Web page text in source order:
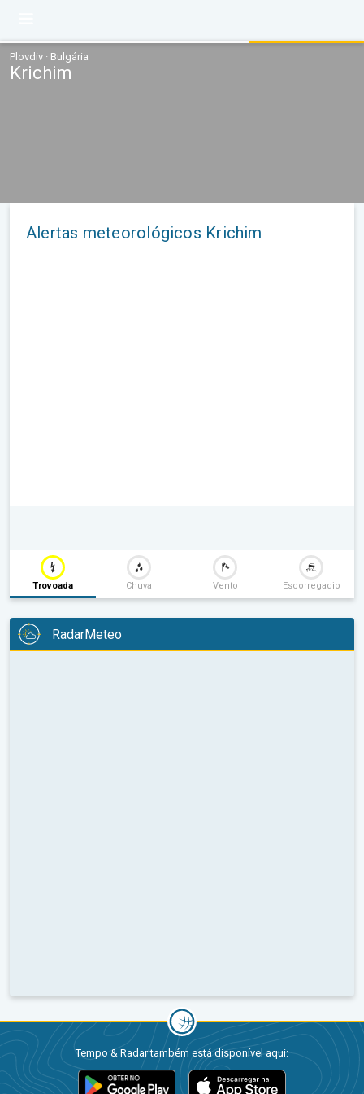
Plovdiv · Bulgária
Krichim
Alertas meteorológicos Krichim
Trovoada Chuva Vento Escorregadio
RadarMeteo
Tempo & Radar também está disponível aqui: